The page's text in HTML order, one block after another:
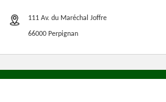
111 Av. du Maréchal Joffre
66000 Perpignan